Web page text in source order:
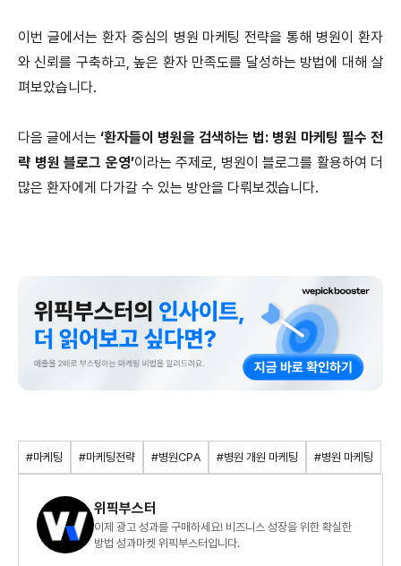
이번 글에서는 환자 중심의 병원 마케팅 전략을 통해 병원이 환자
와 신뢰를 구축하고, 높은 환자 만족도를 달성하는 방법에 대해 살
펴보았습니다.
다음 글에서는 ‘환자들이 병원을 검색하는 법: 병원 마케팅 필수 전
략 병원 블로그 운영’이라는 주제로, 병원이 블로그를 활용하여 더
많은 환자에게 다가갈 수 있는 방안을 다뤄보겠습니다.
#마케팅 #마케팅전략 #병원CPA #병원 개원 마케팅 #병원 마케팅
위픽부스터
이제 광고 성과를 구매하세요! 비즈니스 성장을 위한 확실한
방법 성과마켓 위픽부스터입니다.